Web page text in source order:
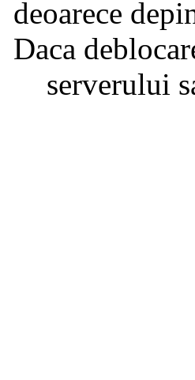
deoarece
Daca
serverului